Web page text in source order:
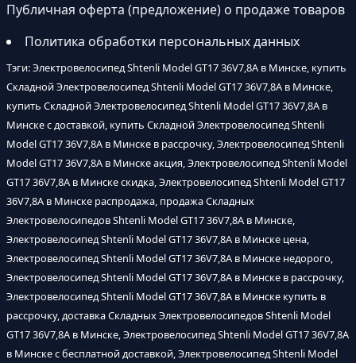
Публичная оферта (предложение) о продаже товаров
Политика обработки персональных данных
Тэги: Электровелосипед Shtenli Model GT17 36V7,8А в Минске, купить
Складной Электровелосипед Shtenli Model GT17 36V7,8А в Минске,
купить Складной Электровелосипед Shtenli Model GT17 36V7,8А в
Минске с доставкой, купить Складной Электровелосипед Shtenli
Model GT17 36V7,8А в Минске в рассрочку, Электровелосипед Shtenli
Model GT17 36V7,8А в Минске акция, Электровелосипед Shtenli Model
GT17 36V7,8А в Минске скидка, Электровелосипед Shtenli Model GT17
36V7,8А в Минске распродажа, продажа Складных
Электровелосипедов Shtenli Model GT17 36V7,8А в Минске,
Электровелосипед Shtenli Model GT17 36V7,8А в Минске цена,
Электровелосипед Shtenli Model GT17 36V7,8А в Минске недорого,
Электровелосипед Shtenli Model GT17 36V7,8А в Минске в рассрочку,
Электровелосипед Shtenli Model GT17 36V7,8А в Минске купить в
рассрочку, доставка Складных Электровелосипедов Shtenli Model
GT17 36V7,8А в Минске, Электровелосипед Shtenli Model GT17 36V7,8А
в Минске с бесплатной доставкой, Электровелосипед Shtenli Model